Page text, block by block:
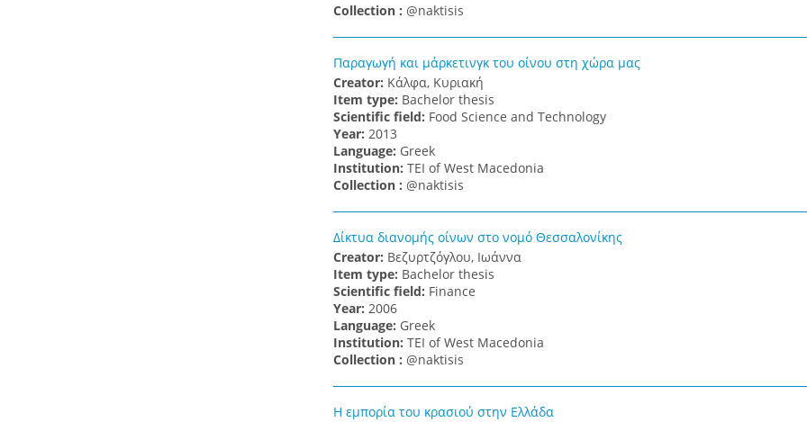
Collection : @naktisis
Παραγωγή και μάρκετινγκ του οίνου στη χώρα μας
Creator: Κάλφα, Κυριακή
Item type: Bachelor thesis
Scientific field: Food Science and Technology
Υear: 2013
Language: Greek
Institution: TEI of West Macedonia
Collection : @naktisis
Δίκτυα διανομής οίνων στο νομό Θεσσαλονίκης
Creator: Βεζυρτζόγλου, Ιωάννα
Item type: Bachelor thesis
Scientific field: Finance
Υear: 2006
Language: Greek
Institution: TEI of West Macedonia
Collection : @naktisis
Η εμπορία του κρασιού στην Ελλάδα